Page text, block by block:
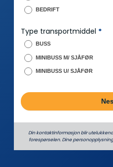
o
d
BEDRIFT
Type transportmiddel *
BUSS
MINIBUSS M/ SJÅFØR
MINIBUSS U/ SJÅFØR
Din kontaktinformasjon blir
forespørselen. Dine